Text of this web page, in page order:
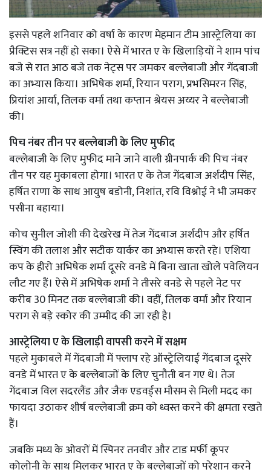
इससे पहले शनिवार को वर्षा के कारण मेहमान टीम आस्ट्रेलिया का
प्रैक्टिस सत्र नहीं हो सका। ऐसे में भारत ए के खिलाड़ियों ने शाम पांच
बजे से रात आठ बजे तक नेट्स पर जमकर बल्लेबाजी और गेंदबाजी
का अभ्यास किया। अभिषेक शर्मा, रियान पराग, प्रभसिमरन सिंह,
प्रियांश आर्या, तिलक वर्मा तथा कप्तान श्रेयस अय्यर ने बल्लेबाजी
की।
पिच नंबर तीन पर बल्लेबाजी के लिए मुफीद
बल्लेबाजी के लिए मुफीद माने जाने वाली ग्रीनपार्क की पिच नंबर
तीन पर यह मुकाबला होगा। भारत ए के तेज गेंदबाज अर्शदीप सिंह,
हर्षित राणा के साथ आयुष बडोनी, निशांत, रवि विश्नोई ने भी जमकर
पसीना बहाया।
कोच सुनील जोशी की देखरेख में तेज गेंदबाज अर्शदीप और हर्षित
स्विंग की तलाश और सटीक यार्कर का अभ्यास करते रहे। एशिया
कप के हीरो अभिषेक शर्मा दूसरे वनडे में बिना खाता खोले पवेलियन
लौट गए हैं। ऐसे में अभिषेक शर्मा ने तीसरे वनडे से पहले नेट पर
करीब 30 मिनट तक बल्लेबाजी की। वहीं, तिलक वर्मा और रियान
पराग से बड़े स्कोर की उम्मीद की जा रही है।
आस्ट्रेलिया ए के खिलाड़ी वापसी करने में सक्षम
पहले मुकाबले में गेंदबाजी में फ्लाप रहे ऑस्ट्रेलियाई गेंदबाज दूसरे
वनडे में भारत ए के बल्लेबाजों के लिए चुनौती बन गए थे। तेज
गेंदबाज विल सदरलैंड और जैक एडवर्ड्स मौसम से मिली मदद का
फायदा उठाकर शीर्ष बल्लेबाजी क्रम को ध्वस्त करने की क्षमता रखते
हैं।
जबकि मध्य के ओवरों में स्पिनर तनवीर और टाड मर्फी कूपर
कोलोनी के साथ मिलकर भारत ए के बल्लेबाजों को परेशान करने